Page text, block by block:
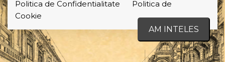
Politica de Confidentialitate
Politica de
Cookie
AM INTELES